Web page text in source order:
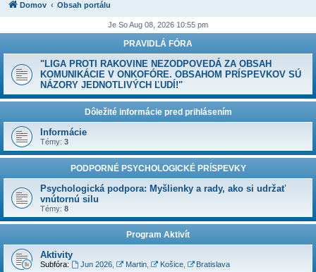
Domov Obsah portálu
Je So Aug 08, 2026 10:55 pm
PRAVIDLÁ FÓRA
"LIGA PROTI RAKOVINE NEZODPOVEDÁ ZA OBSAH
KOMUNIKÁCIE V ONKOFÓRE. OBSAHOM PRÍSPEVKOV SÚ
NÁZORY JEDNOTLIVÝCH ĽUDÍ!"
Dôležité informácie pred prihlásením
Informácie
Témy: 3
PODPORNÉ PSYCHOLOGICKÉ PRÍSPEVKY
Psychologická podpora: Myšlienky a rady, ako si udržať
vnútornú silu
Témy: 8
Program Aktivít
Aktivity
Subfóra: Jun 2026, Martin, Košice, Bratislava